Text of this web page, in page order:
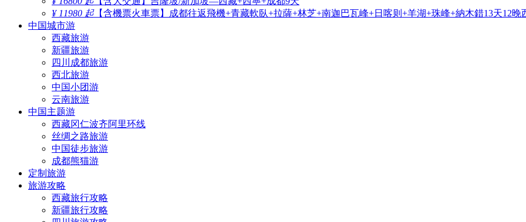
¥ 11980 起【含機票火車票】成都往返飛機+青藏軟臥+拉薩+林芝+南迦巴瓦峰+日喀则+羊湖+珠峰+納木錯13天12晚
中国城市游
西藏旅游
新疆旅游
四川成都旅游
西北旅游
中国小团游
云南旅游
中国主题游
西藏冈仁波齐阿里环线
丝绸之路旅游
中国徒步旅游
成都熊猫游
定制旅游
旅游攻略
西藏旅行攻略
新疆旅行攻略